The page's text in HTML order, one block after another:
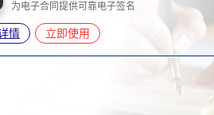
为电子合同提供可靠电子签名
情 立即使用